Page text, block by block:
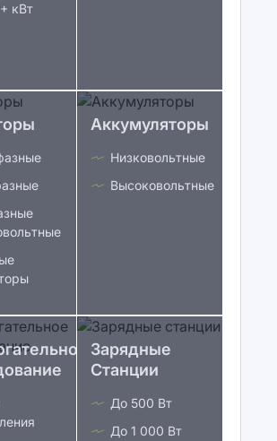
кВт
Аккумуляторы
Низковольтные
Высоковольтные
Зарядные
Станции
До 500 Вт
До 1 000 Вт